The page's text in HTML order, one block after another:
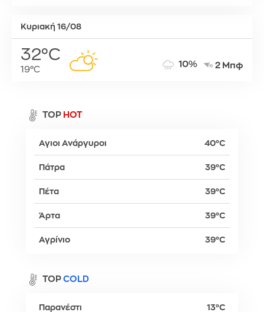
Κυριακή 16/08
32°C
19°C
10% 2 Μπφ
TOP HOT
Αγιοι Ανάργυροι 40°C
Πάτρα 39°C
Πέτα 39°C
Άρτα 39°C
Αγρίνιο 39°C
TOP COLD
Παρανέστι 13°C